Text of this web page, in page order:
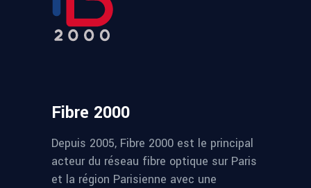
Fibre 2000
Depuis 2005, Fibre 2000 est le principal
acteur du réseau fibre optique sur Paris
et la région Parisienne avec une